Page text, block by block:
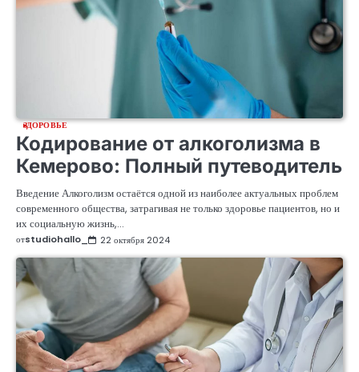
ЗДОРОВЬЕ
Кодирование от алкоголизма в
Кемерово: Полный путеводитель
Введение Алкоголизм остаётся одной из наиболее актуальных проблем
современного общества, затрагивая не только здоровье пациентов, но и
их социальную жизнь,…
отstudiohallo_ 22 октября 2024